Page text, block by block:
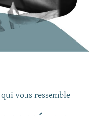
vous ressemble